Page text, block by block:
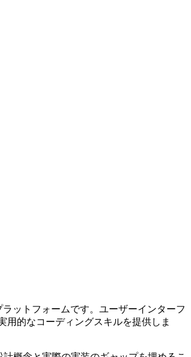
ットフォームです。ユーザーインターフ
用的なコーディングスキルを提供しま